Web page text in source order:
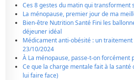
Ces 8 gestes du matin qui transforment
La ménopause, premier jour de ma
Bien-être Nutrition Santé Fini les
déjeuner idéal
Médicament anti-obésité : un traitement
23/10/2024
À La ménopause, passe-t-on forcément
Ce que la charge mentale fait à la
lui faire face)